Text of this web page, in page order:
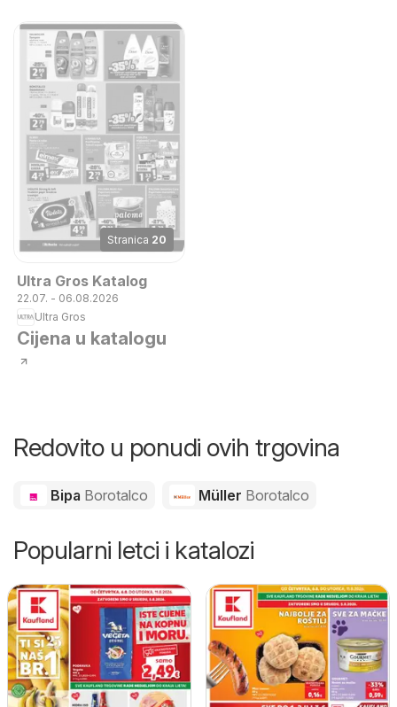
Stranica 20
Ultra Gros Katalog
22.07. - 06.08.2026
Ultra Gros
Cijena u katalogu
Redovito u ponudi ovih trgovina
Bipa Borotalco Müller Borotalco
Popularni letci i katalozi